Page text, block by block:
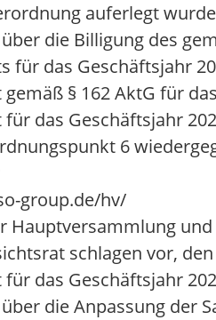
auferlegt
die Billigung des
für das Geschäftsjahr
§ 162 AktG für
das Geschäftsjahr
6
group.de/hv/
Hauptversammlung
schlagen vor,
das Geschäftsjahr
die Anpassung der